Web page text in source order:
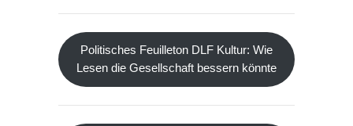
Politisches Feuilleton DLF Kultur: Wie
Lesen die Gesellschaft bessern könnte